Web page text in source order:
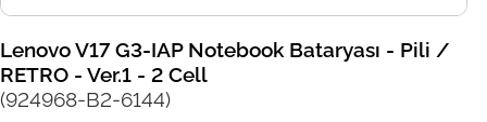
Lenovo V17 G3-IAP Notebook Bataryası - Pili /
RETRO - Ver.1 - 2 Cell
(924968-B2-6144)